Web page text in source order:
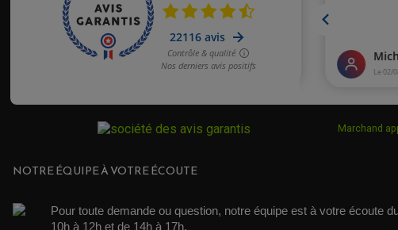
Marchand
NOTRE ÉQUIPE À VOTRE ÉCOUTE
Pour toute demande ou question, notre équipe est à votre écoute
10h à 12h et de 14h à 17h.